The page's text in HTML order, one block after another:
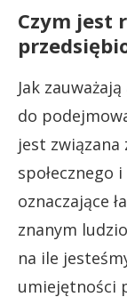
Czym jest
Jak
do
jest
społecznego
oznaczające
znanym
na ile
umiejętności